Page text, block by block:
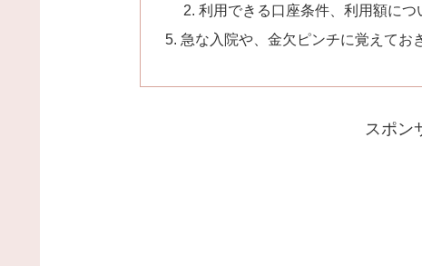
利用できる口座条件、利用額につ
急な入院や、金欠ピンチに覚えてお
スポン